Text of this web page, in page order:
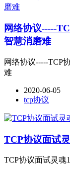
网络协议-----
智慧消磨难
网络协议-----TCP
难
2020-06-05
tcp协议
TCP协议面试
TCP协议面试灵魂